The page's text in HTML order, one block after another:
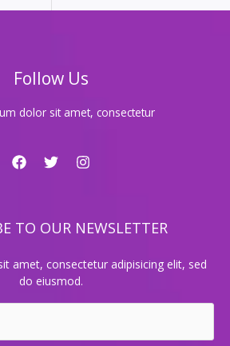
Follow Us
dolor sit amet, consectetur
TO OUR NEWSLETTER
amet, consectetur adipisicing elit, sed
do eiusmod.